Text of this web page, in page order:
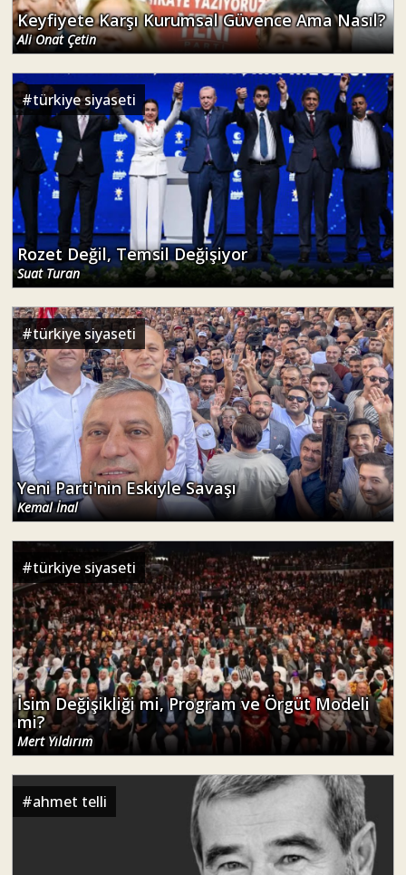
Keyfiyete Karşı Kurumsal Güvence Ama Nasıl?
Ali Onat Çetin
#türkiye siyaseti
Rozet Değil, Temsil Değişiyor
Suat Turan
#türkiye siyaseti
Yeni Parti'nin Eskiyle Savaşı
Kemal İnal
#türkiye siyaseti
İsim Değişikliği mi, Program ve Örgüt Modeli
mi?
Mert Yıldırım
#ahmet telli